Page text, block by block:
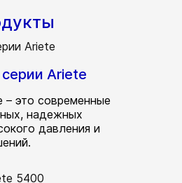
Ariete
– это современные
надежных
давления и